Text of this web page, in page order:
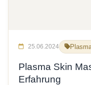
25.06.2024
Plasma Skin
Erfahrung